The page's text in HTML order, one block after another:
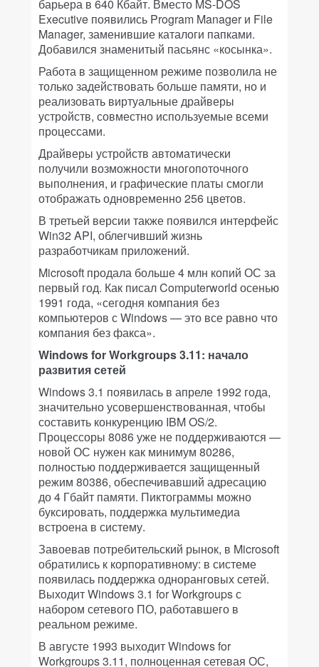
барьера в 640 Кбайт. Вместо MS-DOS
Executive появились Program Manager и File
Manager, заменившие каталоги папками.
Добавился знаменитый пасьянс «косынка».
Работа в защищенном режиме позволила не
только задействовать больше памяти, но и
реализовать виртуальные драйверы
устройств, совместно используемые всеми
процессами.
Драйверы устройств автоматически
получили возможности многопоточного
выполнения, и графические платы смогли
отображать одновременно 256 цветов.
В третьей версии также появился интерфейс
Win32 API, облегчивший жизнь
разработчикам приложений.
Microsoft продала больше 4 млн копий ОС за
первый год. Как писалComputerworld осенью
1991 года, «сегодня компания без
компьютеров с Windows — это все равно что
компания без факса».
Windows for Workgroups 3.11: начало
развития сетей
Windows 3.1 появилась в апреле 1992 года,
значительно усовершенствованная, чтобы
составить конкуренцию IBM OS/2.
Процессоры 8086 уже не поддерживаются —
новой ОС нужен как минимум 80286,
полностью поддерживается защищенный
режим 80386, обеспечивавший адресацию
до 4 Гбайт памяти. Пиктограммы можно
буксировать, поддержка мультимедиа
встроена в систему.
Завоевав потребительский рынок, в Microsoft
обратились к корпоративному: в системе
появилась поддержка одноранговых сетей.
Выходит Windows 3.1 for Workgroups с
набором сетевого ПО, работавшего в
реальном режиме.
В августе 1993 выходит Windows for
Workgroups 3.11, полноценная сетевая ОС,